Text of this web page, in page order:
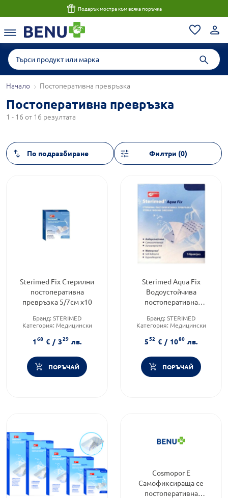
Подарък мостра към всяка поръчка
Начало Постоперативна превръзка
Постоперативна превръзка
1 - 16 от 16 резултата
Филтри (0)
Sterimed Fix Стерилни
постоперативна
превръзка 5/7см х10
Бранд: STERIMED
Категория: Медицински
Форма на продукта:лепенки
168 € / 329 лв.
ПОРЪЧАЙ
Sterimed Aqua Fix
Водоустойчива
постоперативна
Бранд: STERIMED
Категория: Медицински
Форма на продукта: лепенки
552 € / 1080 лв.
ПОРЪЧАЙ
Cosmopor E
Самофиксираща се
постоперативна